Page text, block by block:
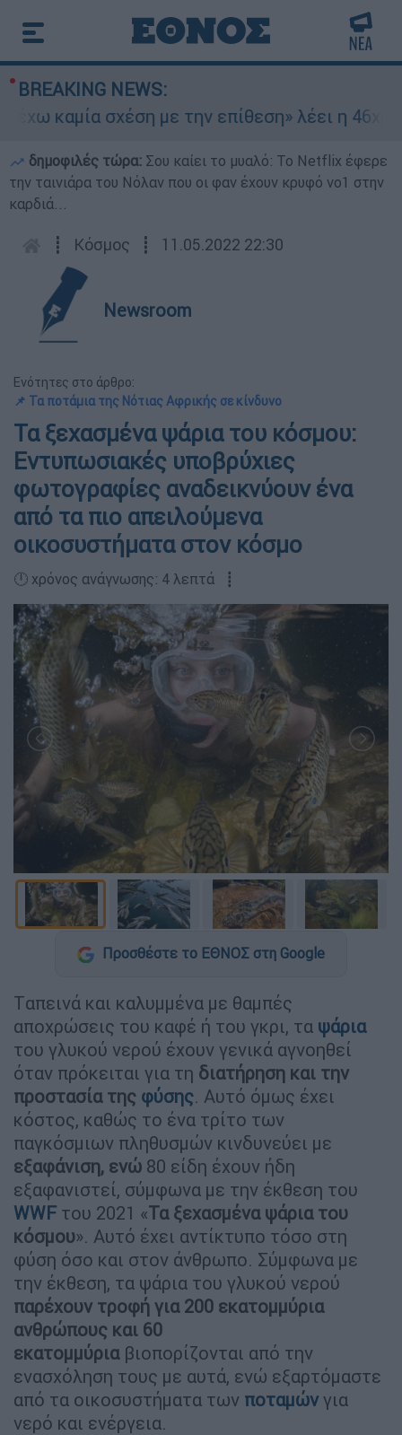
BREAKING NEWS:
σχέση με την επίθεση» λέει η 46χρονη -
δημοφιλές τώρα: Σου καίει το μυαλό: Το Netflix έφερε
την ταινιάρα του Νόλαν που οι φαν έχουν κρυφό νο1 στην
καρδιά...
┋ Κόσμος ┋ 11.05.2022 22:30
Newsroom
Ενότητες στο άρθρο:
📌 Τα ποτάμια της Νότιας Αφρικής σε κίνδυνο
Τα ξεχασμένα ψάρια του κόσμου:
Εντυπωσιακές υποβρύχιες
φωτογραφίες αναδεικνύουν ένα
από τα πιο απειλούμενα
οικοσυστήματα στον κόσμο
🕛 χρόνος ανάγνωσης: 4 λεπτά ┋
Προσθέστε το ΕΘΝΟΣ στη Google
Tαπεινά και καλυμμένα με θαμπές
αποχρώσεις του καφέ ή του γκρι, τα ψάρια
του γλυκού νερού έχουν γενικά αγνοηθεί
όταν πρόκειται για τη διατήρηση και την
προστασία της φύσης. Αυτό όμως έχει
κόστος, καθώς το ένα τρίτο των
παγκόσμιων πληθυσμών κινδυνεύει με
εξαφάνιση, ενώ 80 είδη έχουν ήδη
εξαφανιστεί, σύμφωνα με την έκθεση του
WWF του 2021 «Τα ξεχασμένα ψάρια του
κόσμου». Αυτό έχει αντίκτυπο τόσο στη
φύση όσο και στον άνθρωπο. Σύμφωνα με
την έκθεση, τα ψάρια του γλυκού νερού
παρέχουν τροφή για 200 εκατομμύρια
ανθρώπους και 60
εκατομμύριαβιοπορίζονται από την
ενασχόληση τους με αυτά, ενώ εξαρτόμαστε
από τα οικοσυστήματα των ποταμώνγια
νερό και ενέργεια.